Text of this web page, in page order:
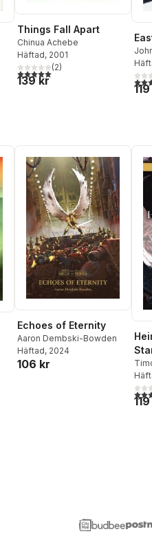
röster:
Things Fall Apart
Chinua Achebe
Häftad, 2001
5,0utav 5 stjärnor. Totalt antal
(2)
139 kr
5,0
röster:
Echoes of Eternity
Aaron Dembski-Bowden
Häftad, 2024
106 kr
4,5